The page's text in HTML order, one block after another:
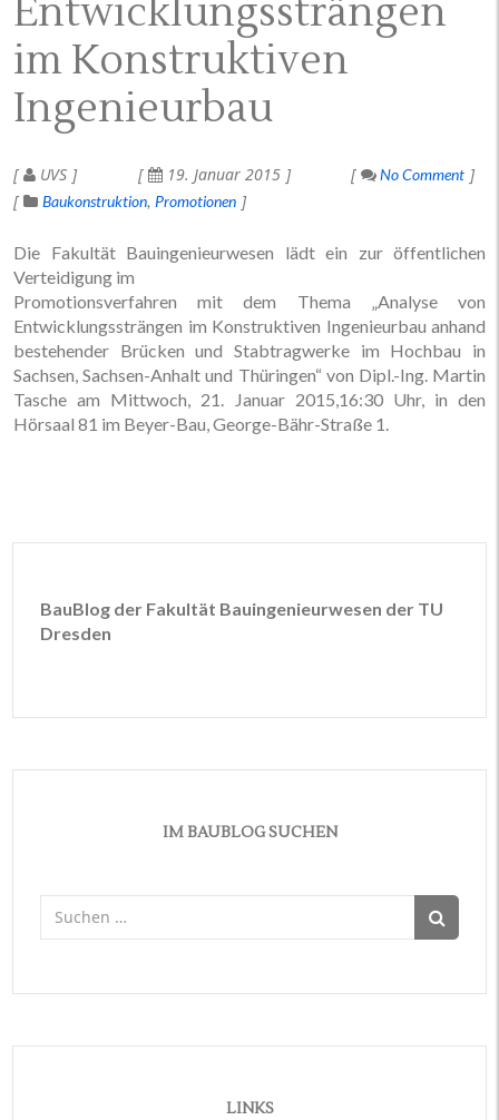
Entwicklungssträngen
im Konstruktiven
Ingenieurbau
UVS 19. Januar 2015
No Comment
Baukonstruktion Promotionen
Die Fakultät Bauingenieurwesen lädt ein zur öffentlichen
Verteidigung im
Promotionsverfahren mit dem Thema „Analyse von
Entwicklungssträngen im Konstruktiven Ingenieurbau anhand
bestehender Brücken und Stabtragwerke im Hochbau in
Sachsen, Sachsen-Anhalt und Thüringen“ von Dipl.-Ing. Martin
Tasche am Mittwoch, 21. Januar 2015,16:30 Uhr, in den
Hörsaal 81 im Beyer-Bau, George-Bähr-Straße 1.
BauBlog der Fakultät Bauingenieurwesen der TU
Dresden
IM BAUBLOG SUCHEN
Suchen
nach:
LINKS